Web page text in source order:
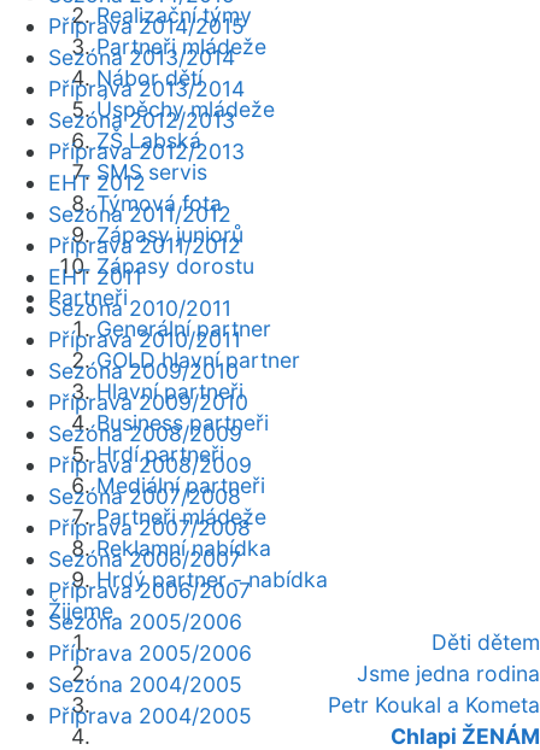
Realizační týmy
Partneři mládeže
Nábor dětí
Úspěchy mládeže
ZŠ Labská
SMS servis
Týmová fota
Zápasy juniorů
Zápasy dorostu
Partneři
Generální partner
GOLD hlavní partner
Hlavní partneři
Business partneři
Hrdí partneři
Mediální partneři
Partneři mládeže
Reklamní nabídka
Hrdý partner - nabídka
Žijeme
Děti dětem
Jsme jedna rodina
Petr Koukal a Kometa
Chlapi ŽENÁM
Příprava 2014/2015
Sezóna 2013/2014
Příprava 2013/2014
Sezóna 2012/2013
Příprava 2012/2013
EHT 2012
Sezóna 2011/2012
Příprava 2011/2012
EHT 2011
Sezóna 2010/2011
Příprava 2010/2011
Sezóna 2009/2010
Příprava 2009/2010
Sezóna 2008/2009
Příprava 2008/2009
Sezóna 2007/2008
Příprava 2007/2008
Sezóna 2006/2007
Příprava 2006/2007
Sezóna 2005/2006
Příprava 2005/2006
Sezóna 2004/2005
Příprava 2004/2005